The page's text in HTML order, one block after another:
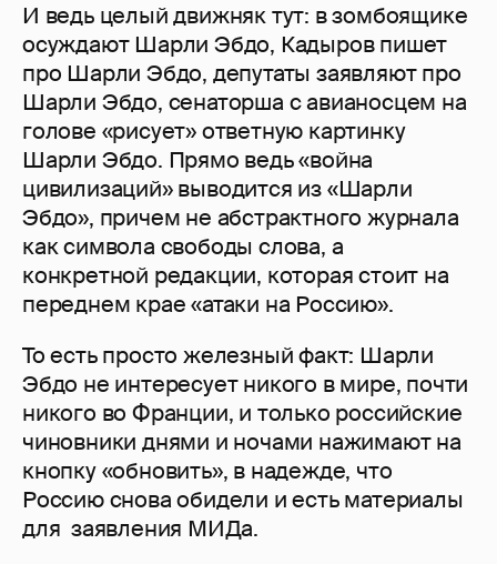
И ведь целый движняк тут: в зомбоящике
осуждают Шарли Эбдо, Кадыров пишет
про Шарли Эбдо, депутаты заявляют про
Шарли Эбдо, сенаторша с авианосцем на
голове «рисует» ответную картинку
Шарли Эбдо. Прямо ведь «война
цивилизаций» выводится из «Шарли
Эбдо», причем не абстрактного журнала
как символа свободы слова, а
конкретной редакции, которая стоит на
переднем крае «атаки на Россию».
То есть просто железный факт: Шарли
Эбдо не интересует никого в мире, почти
никого во Франции, и только российские
чиновники днями и ночами нажимают на
кнопку «обновить», в надежде, что
Россию снова обидели и есть материалы
для заявления МИДа.